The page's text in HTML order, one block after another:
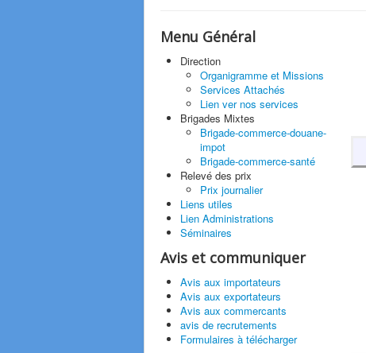
Menu Général
Direction
Organigramme et Missions
Services Attachés
Lien ver nos services
Brigades Mixtes
Brigade-commerce-douane-
impot
Brigade-commerce-santé
Relevé des prix
Prix journalier
Liens utiles
Lien Administrations
Séminaires
Avis et communiquer
Avis aux importateurs
Avis aux exportateurs
Avis aux commercants
avis de recrutements
Formulaires à télécharger